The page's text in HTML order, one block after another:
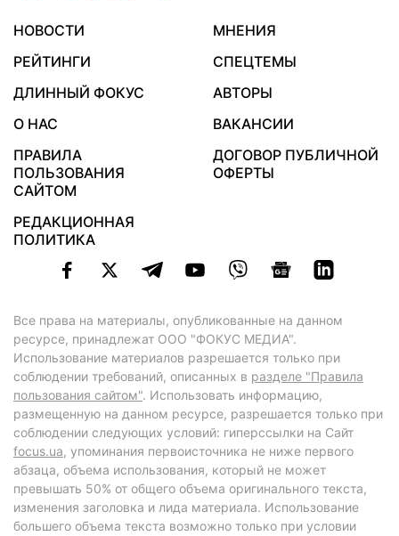
НОВОСТИ
МНЕНИЯ
РЕЙТИНГИ
СПЕЦТЕМЫ
ДЛИННЫЙ ФОКУС
АВТОРЫ
О НАС
ВАКАНСИИ
ПРАВИЛА
ПОЛЬЗОВАНИЯ
САЙТОМ
ДОГОВОР ПУБЛИЧНОЙ
ОФЕРТЫ
РЕДАКЦИОННАЯ
ПОЛИТИКА
Все права на материалы, опубликованные на данном
ресурсе, принадлежат ООО "ФОКУС МЕДИА".
Использование материалов разрешается только при
соблюдении требований, описанных в разделе "Правила
пользования сайтом". Использовать информацию,
размещенную на данном ресурсе, разрешается только при
соблюдении следующих условий: гиперссылки на Сайт
focus.ua, упоминания первоисточника не ниже первого
абзаца, объема использования, который не может
превышать 50% от общего объема оригинального текста,
изменения заголовка и лида материала. Использование
большего объема текста возможно только при условии